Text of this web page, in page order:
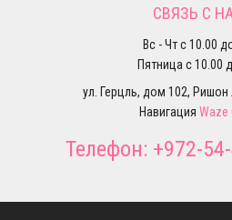
СВЯЗЬ С
Вс - Чт с 10.00
Пятница с 10.00
ул. Герцль, дом 102, Ришон
Навигация Waze
Телефон: +972-